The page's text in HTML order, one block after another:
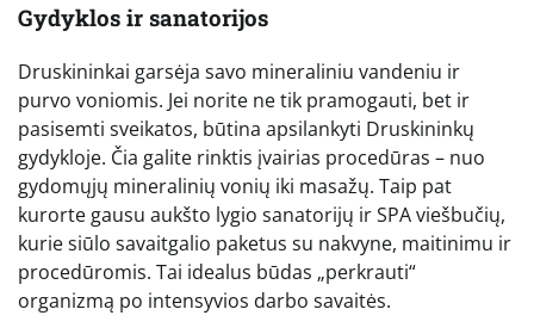
Gydyklos ir sanatorijos
Druskininkai garsėja savo mineraliniu vandeniu ir
purvo voniomis. Jei norite ne tik pramogauti, bet ir
pasisemti sveikatos, būtina apsilankyti Druskininkų
gydykloje. Čia galite rinktis įvairias procedūras – nuo
gydomųjų mineralinių vonių iki masažų. Taip pat
kurorte gausu aukšto lygio sanatorijų ir SPA viešbučių,
kurie siūlo savaitgalio paketus su nakvyne, maitinimu ir
procedūromis. Tai idealus būdas „perkrauti“
organizmą po intensyvios darbo savaitės.